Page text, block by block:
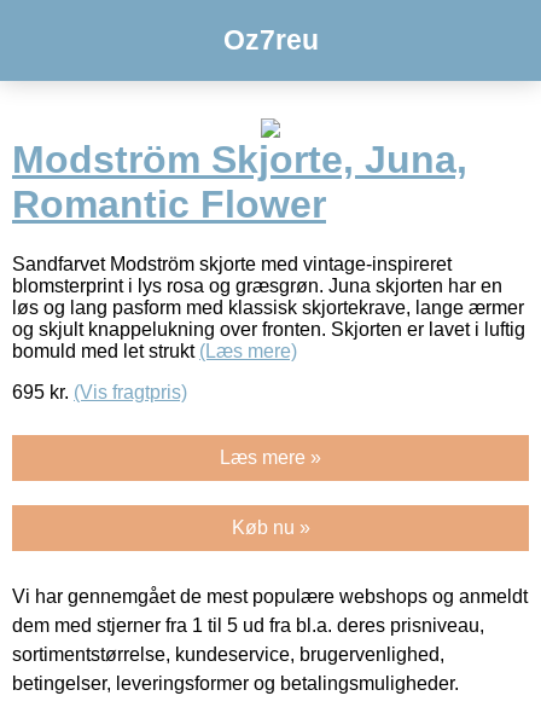
Oz7reu
Modström Skjorte, Juna,
Romantic Flower
Sandfarvet Modström skjorte med vintage-inspireret
blomsterprint i lys rosa og græsgrøn. Juna skjorten har en
løs og lang pasform med klassisk skjortekrave, lange ærmer
og skjult knappelukning over fronten. Skjorten er lavet i luftig
bomuld med let strukt (Læs mere)
695 kr. (Vis fragtpris)
Læs mere »
Køb nu »
Vi har gennemgået de mest populære webshops og anmeldt
dem med stjerner fra 1 til 5 ud fra bl.a. deres prisniveau,
sortimentstørrelse, kundeservice, brugervenlighed,
betingelser, leveringsformer og betalingsmuligheder.